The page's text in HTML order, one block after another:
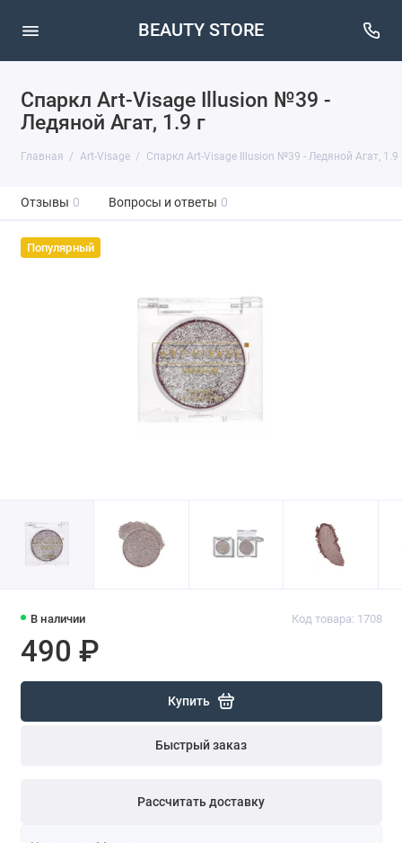
BEAUTY STORE
Спаркл Art-Visage Illusion №39 -
Ледяной Агат, 1.9 г
Главная Art-Visage Спаркл Art-Visage Illusion №39 - Ледяной Агат, 1.9
Отзывы 0 Вопросы и ответы 0
Популярный
В наличии Код товара: 1708
490 ₽
Купить
Быстрый заказ
Рассчитать доставку